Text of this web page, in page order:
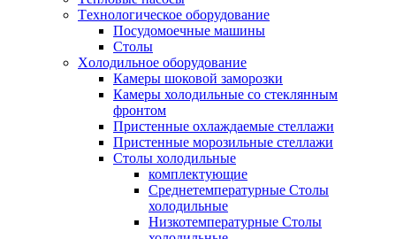
Tехнологическое оборудование
Посудомоечные машины
Столы
Xолодильное оборудование
Камеры шоковой заморозки
Камеры холодильные со стеклянным
фронтом
Пристенные охлаждаемые стеллажи
Пристенные морозильные стеллажи
Столы холодильные
комплектующие
Среднетемпературные Столы
холодильные
Низкотемпературные Столы